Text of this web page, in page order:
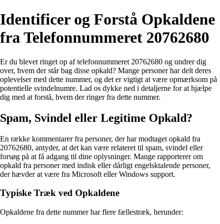
Identificer og Forstå Opkaldene
fra Telefonnummeret 20762680
Er du blevet ringet op af telefonnummeret 20762680 og undrer dig
over, hvem der står bag disse opkald? Mange personer har delt deres
oplevelser med dette nummer, og det er vigtigt at være opmærksom på
potentielle svindelnumre. Lad os dykke ned i detaljerne for at hjælpe
dig med at forstå, hvem der ringer fra dette nummer.
Spam, Svindel eller Legitime Opkald?
En række kommentarer fra personer, der har modtaget opkald fra
20762680, antyder, at det kan være relateret til spam, svindel eller
forsøg på at få adgang til dine oplysninger. Mange rapporterer om
opkald fra personer med indisk eller dårligt engelsktalende personer,
der hævder at være fra Microsoft eller Windows support.
Typiske Træk ved Opkaldene
Opkaldene fra dette nummer har flere fællestræk, herunder: